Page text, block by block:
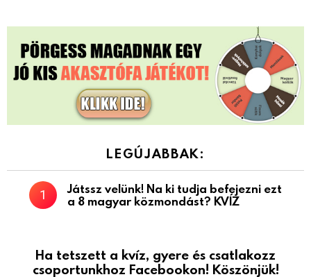
LEGÚJABBAK:
Játssz velünk! Na ki tudja befejezni ezt
a 8 magyar közmondást? KVÍZ
Ha tetszett a kvíz, gyere és csatlakozz
csoportunkhoz Facebookon! Köszönjük!